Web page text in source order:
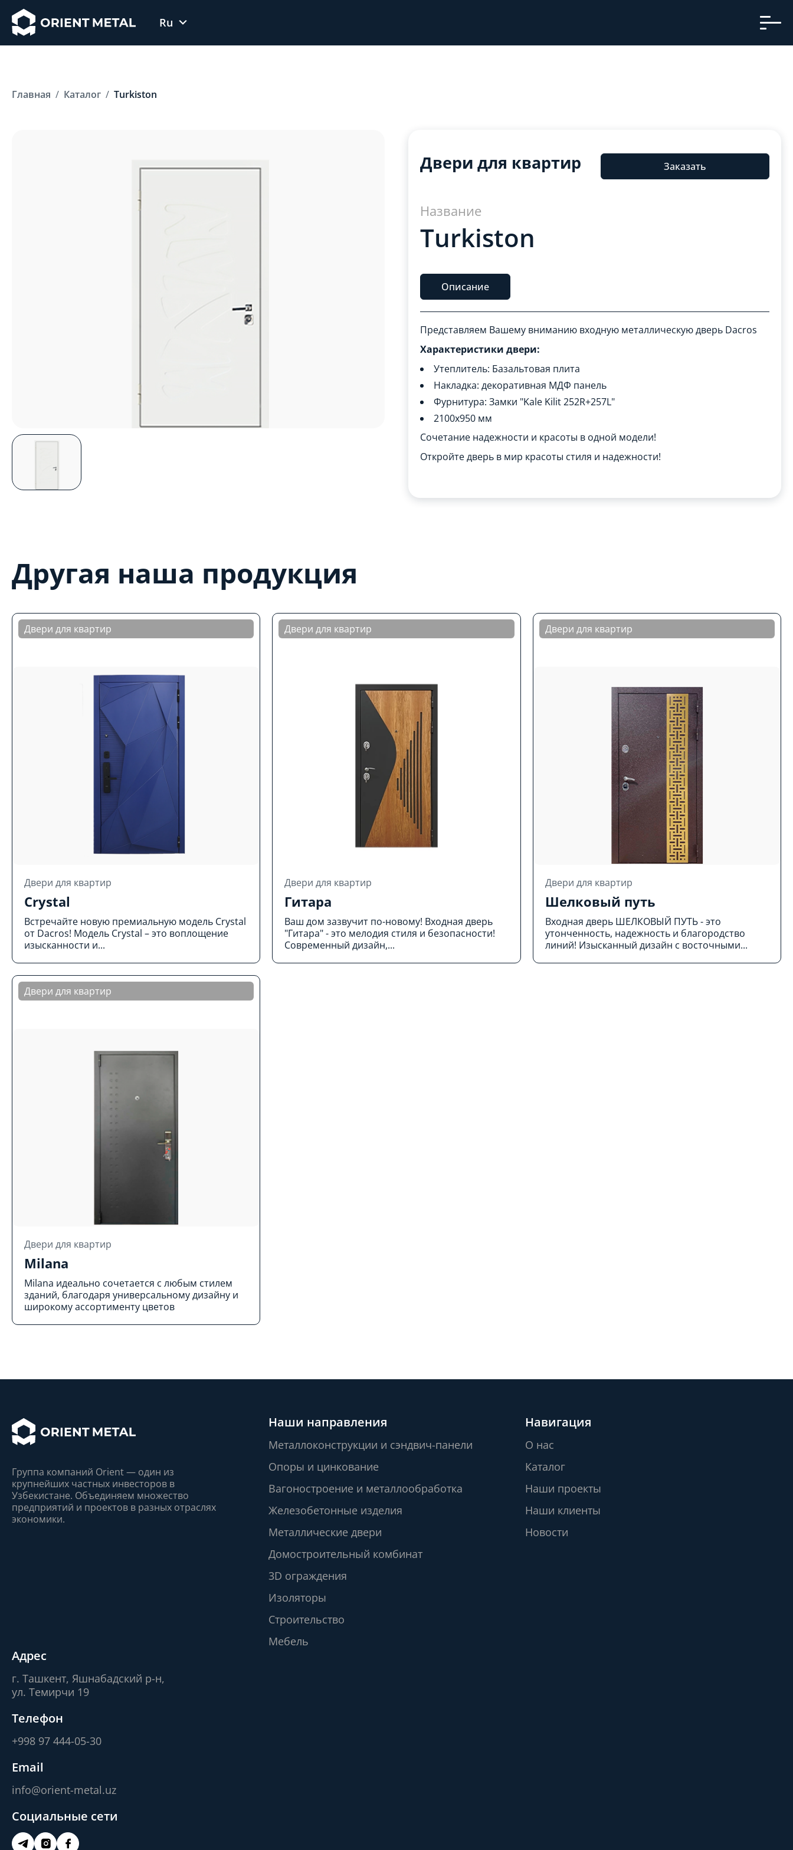
Ru
Главная
Каталог Turkiston
Двери для квартир Заказать
Название
Turkiston
Описание
Представляем Вашему вниманию входную металлическую дверь Dacros
Характеристики двери:
Утеплитель: Базальтовая плита
Накладка: декоративная МДФ панель
Фурнитура: Замки "Kale Kilit 252R+257L"
2100x950 мм
Сочетание надежности и красоты в одной модели!
Откройте дверь в мир красоты стиля и надежности!
Другая наша продукция
Двери для квартир
Двери для квартир
Crystal
Встречайте новую премиальную модель Crystal
от Dacros! Модель Crystal – это воплощение
изысканности и...
Двери для квартир
Двери для квартир
Гитара
Ваш дом зазвучит по-новому! Входная дверь
"Гитара" - это мелодия стиля и безопасности!
Современный дизайн,...
Двери для квартир
Двери для квартир
Шелковый путь
Входная дверь ШЕЛКОВЫЙ ПУТЬ - это
утонченность, надежность и благородство
линий! Изысканный дизайн с восточными...
Двери для квартир
Двери для квартир
Milana
Milana идеально сочетается с любым стилем
зданий, благодаря универсальному дизайну и
широкому ассортименту цветов
Группа компаний Orient — один из
крупнейшиx частныx инвесторов в
Узбекистане. Объединяем множество
предприятий и проектов в разныx отрасляx
экономики.
Наши направления
Металлоконструкции и сэндвич-панели
Опоры и цинкование
Вагоностроение и металлообработка
Железобетонные изделия
Металлические двери
Домостроительный комбинат
3D ограждения
Изоляторы
Строительство
Мебель
Навигация
О нас
Каталог
Наши проекты
Наши клиенты
Новости
Адрес
г. Ташкент, Яшнабадский р-н,
ул. Темирчи 19
Телефон
+998 97 444-05-30
Email
info@orient-metal.uz
Социальные сети